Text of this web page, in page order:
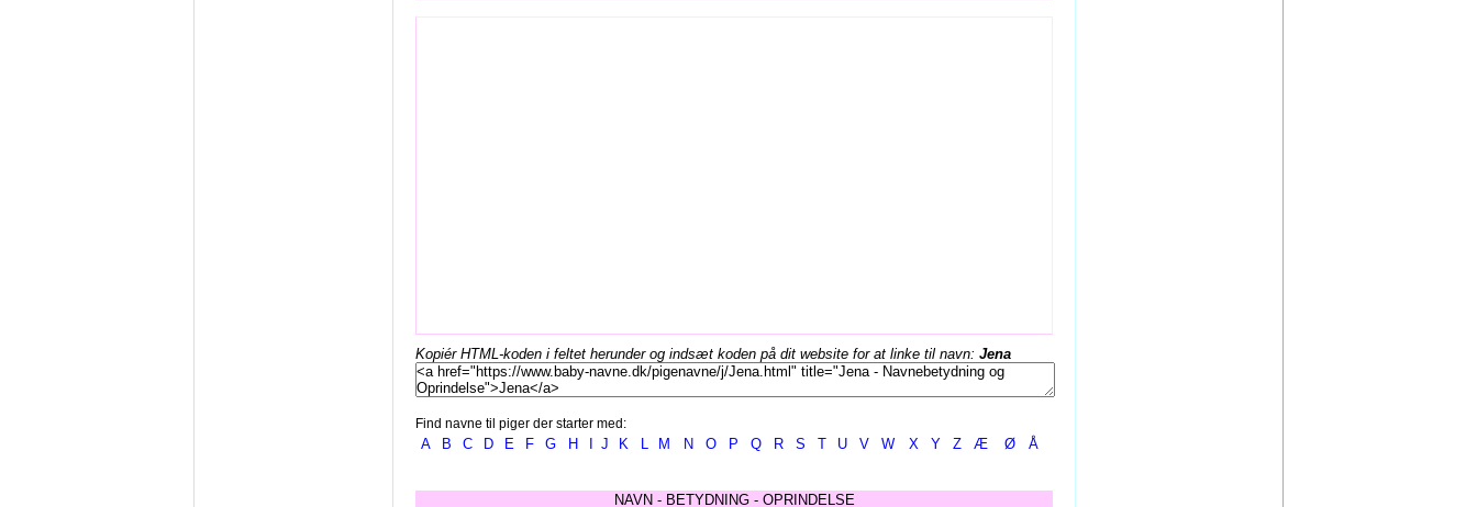
Kopiér HTML-koden i feltet herunder og indsæt koden på dit website for at linke til navn: Jena
Find navne til piger der starter med:
A B C D E F G H J K L M N O P Q R S T U V W X Y Z Æ Ø Å
NAVN - BETYDNING - OPRINDELSE